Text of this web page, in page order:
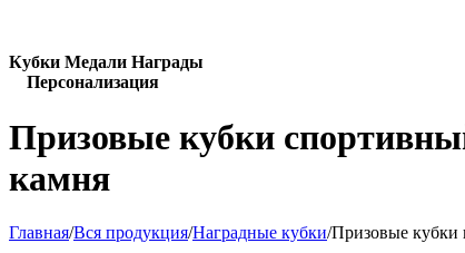
Кубки Медали Награды
Персонализация
Призовые кубки
камня
Главная/Вся продукция/Наградные кубки/Призовые кубки